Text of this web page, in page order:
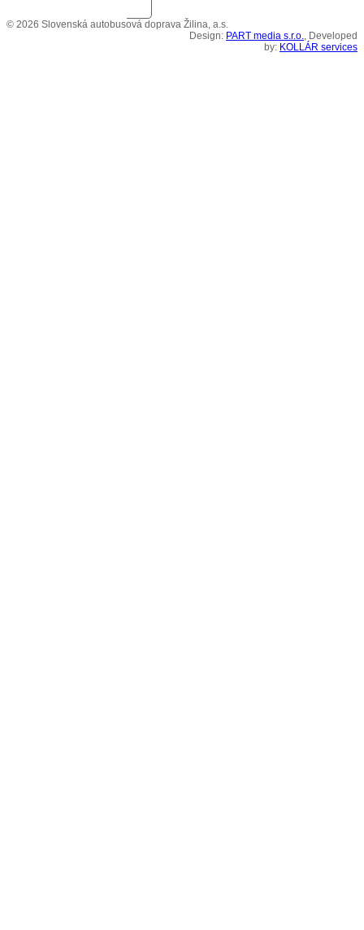
© 2026 Slovenská autobusová doprava Žilina, a.s.
Design: PART media s.r.o., Developed
by: KOLLÁR services